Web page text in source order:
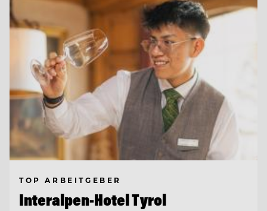
TOP ARBEITGEBER
Interalpen-Hotel Tyrol